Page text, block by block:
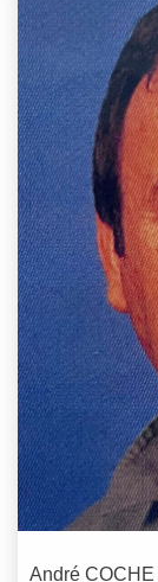
André COCHE